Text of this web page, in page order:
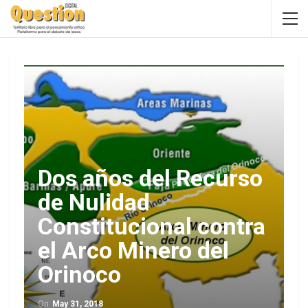
Dos años del Recurso
de Nulidad
Constitucional contra
el Arco Minero del
Orinoco
On May 31, 2018